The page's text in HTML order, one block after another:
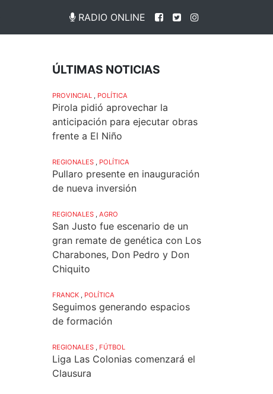
RADIO ONLINE
ÚLTIMAS NOTICIAS
PROVINCIAL POLÍTICA
Pirola pidió aprovechar la
anticipación para ejecutar obras
frente a El Niño
REGIONALES POLÍTICA
Pullaro presente en inauguración
de nueva inversión
REGIONALES AGRO
San Justo fue escenario de un
gran remate de genética con Los
Charabones, Don Pedro y Don
Chiquito
FRANCK POLÍTICA
Seguimos generando espacios
de formación
REGIONALES FÚTBOL
Liga Las Colonias comenzará el
Clausura